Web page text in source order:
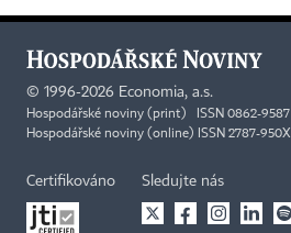
© 1996-2026 Economia, a.s.
Hospodářské noviny (print) ISSN 0862-9587
Hospodářské noviny (online) ISSN 2787-950X
Certifikováno Sledujte nás